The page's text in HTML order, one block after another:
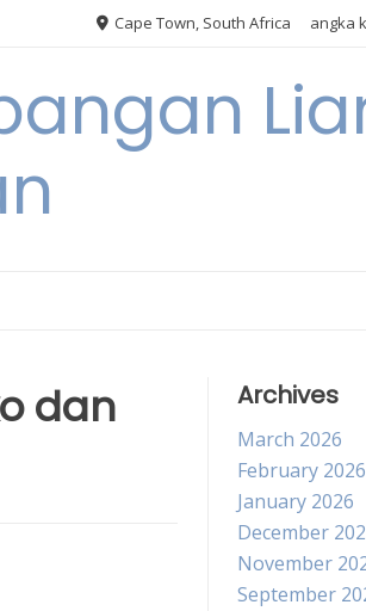
Cape Town, South Africa angka
dan
Archives
March 2026
February 2026
January 2026
December
November
September